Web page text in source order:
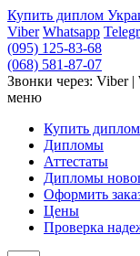
Купить диплом
Viber Whatsapp
(095) 125-83-68
(068) 581-87-07
Звонки через: Viber
меню
Купить диплом
Дипломы
Аттестаты
Дипломы
Оформить
Цены
Проверка